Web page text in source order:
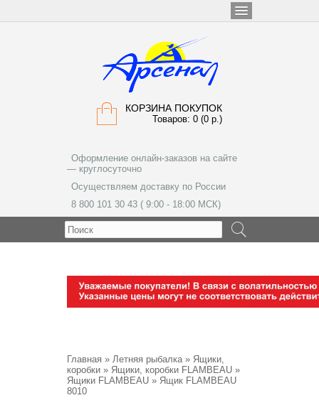
КОРЗИНА ПОКУПОК
Товаров: 0 (0 р.)
Оформление онлайн-заказов на сайте
— круглосуточно
Осуществляем доставку по России
8 800 101 30 43 ( 9:00 - 18:00 МСК)
Главная » Летняя рыбалка» Ящики,
коробки » Ящики, коробки FLAMBEAU »
Ящики FLAMBEAU » Ящик FLAMBEAU
8010